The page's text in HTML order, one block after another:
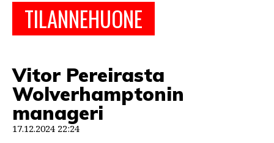
TILANNEHUONE
Vitor Pereirasta
Wolverhamptonin
manageri
17.12.2024 22:24
PESÄPALLO
VIDEOT
JALKAPALLO
EM2021
Huuhkajat
Veikkausliiga
Valioliiga
JÄÄKIEKKO
PESÄPALLO